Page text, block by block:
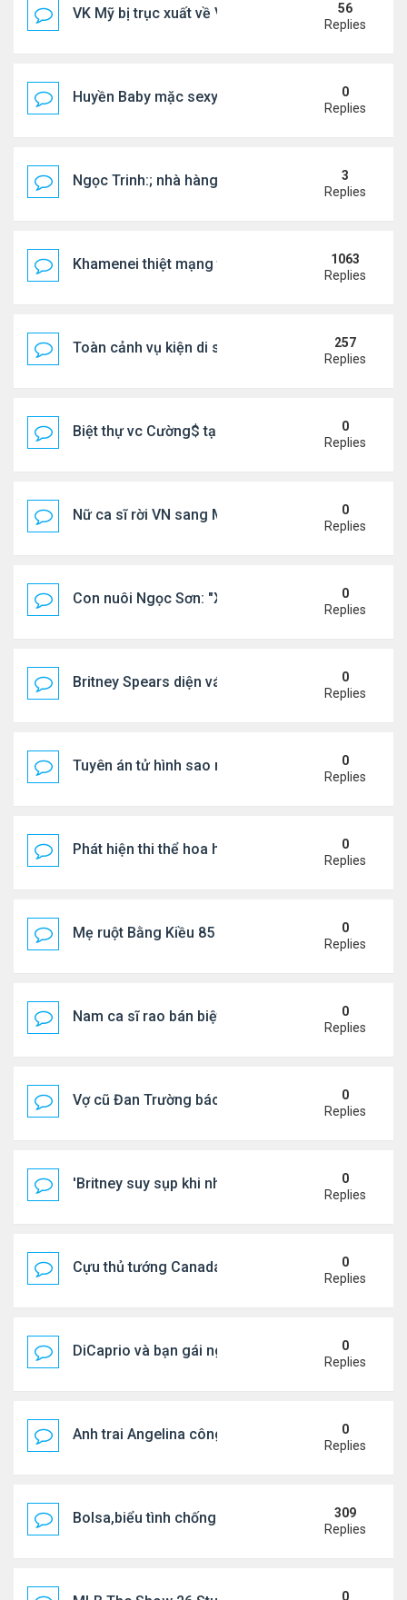
VK Mỹ bị trục xuất về VN sống ra sao
56
Replies
Huyền Baby mặc sexy dạo phố Mỹ
0
Replies
Ngọc Trinh:; nhà hàng đóng cửa, tình duyên lận
3
Replies
Khamenei thiệt mạng trong cuộc tấn công phối
1063
Replies
Toàn cảnh vụ kiện di sản CNS VŨ LINH
257
Replies
Biệt thự vc Cường$ tại Lạng Sơn
0
Replies
Nữ ca sĩ rời VN sang Mỹ nói thẳng: "Tôi thấy
0
Replies
Con nuôi Ngọc Sơn: "Xã hội này cần những bài
0
Replies
Britney Spears diện váy xuyên thấu ra phố
0
Replies
Tuyên án tử hình sao nữ nổi tiếng
0
Replies
Phát hiện thi thể hoa hậu trong túi xách giữa rừng
0
Replies
Mẹ ruột Bằng Kiều 85 tuổi: "Miếng ăn vào mồm là
0
Replies
Nam ca sĩ rao bán biệt thự ở Saigon
0
Replies
Vợ cũ Đan Trường báo tin vui
0
Replies
'Britney suy sụp khi nhận tin nhắn chia tay của
0
Replies
Cựu thủ tướng Canada & gf tình tứ trên biển Hy
0
Replies
DiCaprio và bạn gái nghỉ dưỡng ở Địa Trung Hải
0
Replies
Anh trai Angelina công khai đồng tính ở tuổi 53
0
Replies
Bolsa,biểu tình chống ca nô.
309
Replies
0